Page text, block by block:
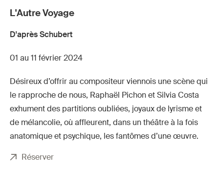
L'Autre Voyage
D'après Schubert
01 au 11 février 2024
Désireux d’offrir au compositeur viennois une scène qui
le rapproche de nous, Raphaël Pichon et Silvia Costa
exhument des partitions oubliées, joyaux de lyrisme et
de mélancolie, où affleurent, dans un théâtre à la fois
anatomique et psychique, les fantômes d’une œuvre.
Réserver